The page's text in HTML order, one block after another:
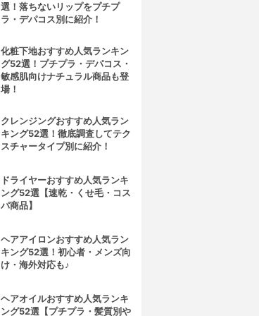
選！落ちないリップをプチプ
ラ・デパコス別に紹介！
化粧下地おすすめ人気ランキン
グ52選！プチプラ・デパコス・
敏感肌向けナチュラル商品も登
場！
クレンジングおすすめ人気ラン
キング52選！徹底調査してテク
スチャータイプ別に紹介！
ドライヤーおすすめ人気ランキ
ング52選【速乾・くせ毛・コス
パ商品】
ヘアアイロンおすすめ人気ラン
キング52選！初心者・メンズ向
け・海外対応も♪
ヘアオイルおすすめ人気ランキ
ング52選【プチプラ・髪質別や